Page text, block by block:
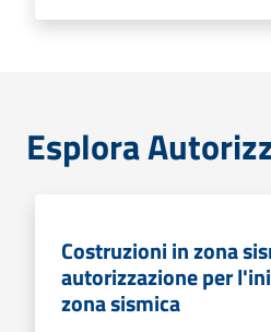
Esplora
Costruzioni in zona
autorizzazione per
zona sismica